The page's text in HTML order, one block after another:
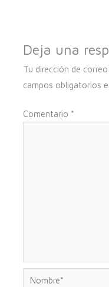
Deja una
Tu dirección de
campos obligatorios
Comentario *
Nombre*